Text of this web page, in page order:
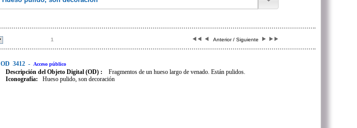
1 Anterior / Siguiente
OD 3412 - Acceso público
Descripción del Objeto Digital (OD) :
Fragmentos de un hueso largo de venado. Están pulidos.
Iconografía: Hueso pulido, son decoración